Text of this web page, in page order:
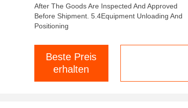
After The Goods Are Inspected And Approved
Before Shipment. 5.4Equipment Unloading And
Positioning
Beste Preis
erhalten